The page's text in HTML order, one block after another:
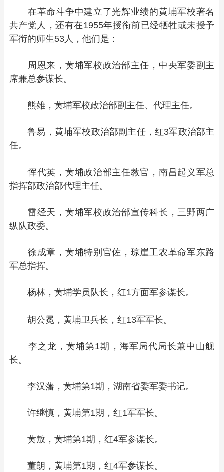
在革命斗争中建立了光辉业绩的黄埔军校著名
共产党人，还有在1955年授衔前已经牺牲或未授予
军衔的师生53人，他们是：
周恩来，黄埔军校政治部主任，中央军委副主
席兼总参谋长。
熊雄，黄埔军校政治部副主任、代理主任。
鲁易，黄埔军校政治部副主任，红3军政治部主
任。
恽代英，黄埔政治部主任教官，南昌起义军总
指挥部政治部代理主任。
雷经天，黄埔军校政治部宣传科长，三野两广
纵队政委。
徐成章，黄埔特别官佐，琼崖工农革命军东路
军总指挥。
杨林，黄埔学员队长，红1方面军参谋长。
胡公冕，黄埔卫兵长，红13军军长。
李之龙，黄埔第1期，海军局代局长兼中山舰
长。
李汉藩，黄埔第1期，湖南省委军委书记。
许继慎，黄埔第1期，红1军军长。
黄敖，黄埔第1期，红4军参谋长。
董朗，黄埔第1期，红4军参谋长。